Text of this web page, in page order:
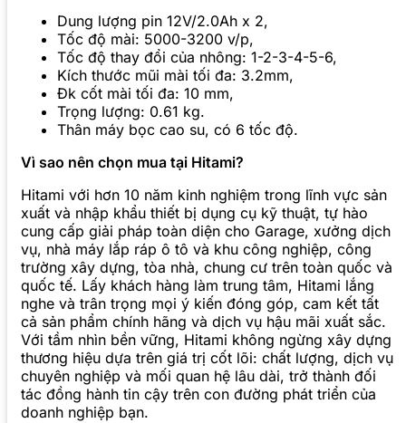
Dung lượng pin 12V/2.0Ah x 2,
Tốc độ mài: 5000-3200 v/p,
Tốc độ thay đổi của nhông: 1-2-3-4-5-6,
Kích thước mũi mài tối đa: 3.2mm,
Đk cốt mài tối đa: 10 mm,
Trọng lượng: 0.61 kg.
Thân máy bọc cao su, có 6 tốc độ.
Vì sao nên chọn mua tại Hitami?
Hitami với hơn 10 năm kinh nghiệm trong lĩnh vực sản
xuất và nhập khẩu thiết bị dụng cụ kỹ thuật, tự hào
cung cấp giải pháp toàn diện cho Garage, xưởng dịch
vụ, nhà máy lắp ráp ô tô và khu công nghiệp, công
trường xây dựng, tòa nhà, chung cư trên toàn quốc và
quốc tế. Lấy khách hàng làm trung tâm, Hitami lắng
nghe và trân trọng mọi ý kiến đóng góp, cam kết tất
cả sản phẩm chính hãng và dịch vụ hậu mãi xuất sắc.
Với tầm nhìn bền vững, Hitami không ngừng xây dựng
thương hiệu dựa trên giá trị cốt lõi: chất lượng, dịch vụ
chuyên nghiệp và mối quan hệ lâu dài, trở thành đối
tác đồng hành tin cậy trên con đường phát triển của
doanh nghiệp bạn.